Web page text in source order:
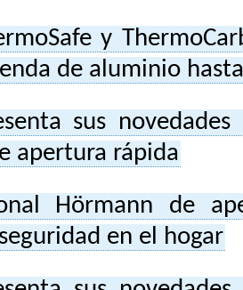
y
de aluminio
sus
apertura rápida
Hörmann de
en el hogar